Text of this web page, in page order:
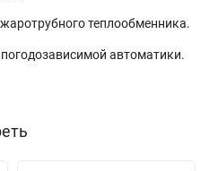
теплообменника.
автоматики.